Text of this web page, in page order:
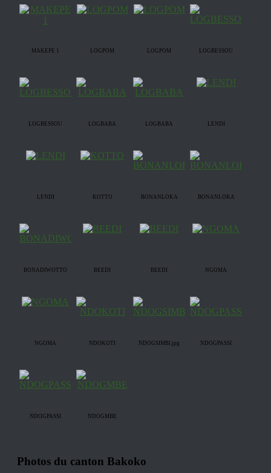
MAKEPE 1 LOGPOM LOGPOM LOGBESSOU
LOGBESSOU LOGBABA LOGBABA LENDI
LENDI KOTTO BONANLOKA BONANLOKA
BONADIWOTTO BEEDI BEEDI NGOMA
NGOMA NDOKOTI NDOGSIMBI.jpg NDOGPASSI
NDOGPASSI NDOGMBE
Photos du canton Bakoko